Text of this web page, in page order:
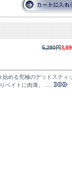
5,280円
める究極のデッドスティ
ベイトに肉薄。 ....